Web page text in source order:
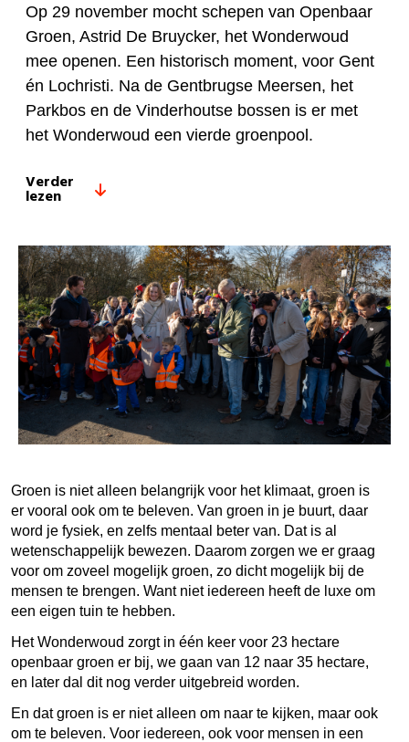
Op 29 november mocht schepen van Openbaar
Groen, Astrid De Bruycker, het Wonderwoud
mee openen. Een historisch moment, voor Gent
én Lochristi. Na de Gentbrugse Meersen, het
Parkbos en de Vinderhoutse bossen is er met
het Wonderwoud een vierde groenpool.
Verder
lezen
Groen is niet alleen belangrijk voor het klimaat, groen is
er vooral ook om te beleven. Van groen in je buurt, daar
word je fysiek, en zelfs mentaal beter van. Dat is al
wetenschappelijk bewezen. Daarom zorgen we er graag
voor om zoveel mogelijk groen, zo dicht mogelijk bij de
mensen te brengen. Want niet iedereen heeft de luxe om
een eigen tuin te hebben.
Het Wonderwoud zorgt in één keer voor 23 hectare
openbaar groen er bij, we gaan van 12 naar 35 hectare,
en later dal dit nog verder uitgebreid worden.
En dat groen is er niet alleen om naar te kijken, maar ook
om te beleven. Voor iedereen, ook voor mensen in een